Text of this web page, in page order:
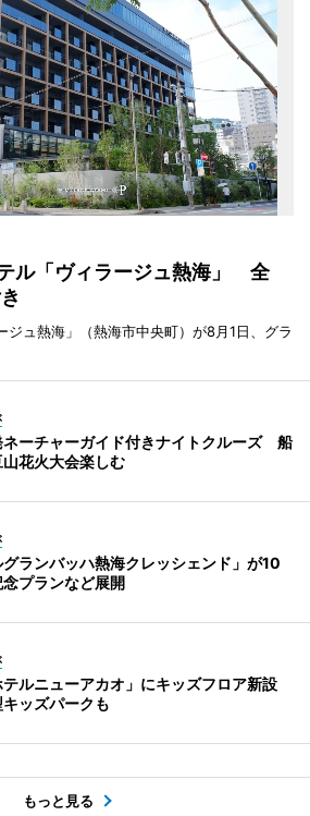
ル「ヴィラージュ熱海」 全
ジュ熱海」（熱海市中央町）が8月1日、グラ
ネーチャーガイド付きナイトクルーズ 船
花火大会楽しむ
グランバッハ熱海クレッシェンド」が10
プランなど展開
テルニューアカオ」にキッズフロア新設
ッズパークも
もっと見る